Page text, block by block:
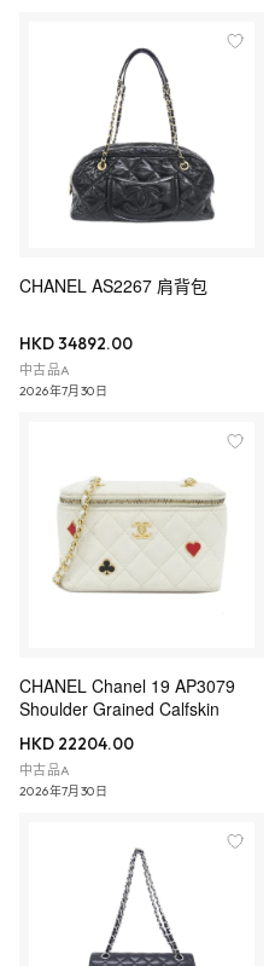
CHANEL AS2267 肩背包
HKD 34892.00
中古品A
2026年7月30日
CHANEL Chanel 19 AP3079
Shoulder Grained Calfskin
HKD 22204.00
中古品A
2026年7月30日